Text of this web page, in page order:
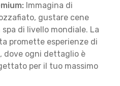
Immagina di
gustare cene
di livello mondiale. La
promette esperienze di
dove ogni dettaglio è
per il tuo massimo